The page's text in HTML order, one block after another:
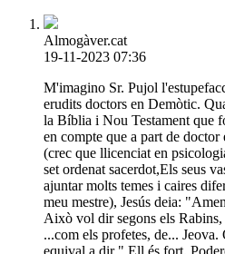
Almogàver.cat
19-11-2023 07:36
M'imagino Sr. Pujol
erudits doctors en Demòtic.
la Bíblia i Nou Testament que
en compte que a part de
(crec que llicenciat en
set ordenat sacerdot,Els seus
ajuntar molts temes i caires
meu mestre), Jesús deia:
Això vol dir segons els
...com els profetes, de...
equival a dir " Ell és fort,